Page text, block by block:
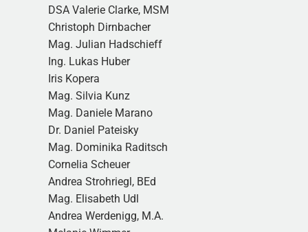
DSA Valerie Clarke, MSM
Christoph Dirnbacher
Mag. Julian Hadschieff
Ing. Lukas Huber
Iris Kopera
Mag. Silvia Kunz
Mag. Daniele Marano
Dr. Daniel Pateisky
Mag. Dominika Raditsch
Cornelia Scheuer
Andrea Strohriegl, BEd
Mag. Elisabeth Udl
Andrea Werdenigg, M.A.